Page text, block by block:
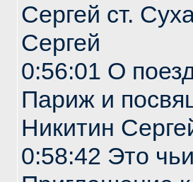
Сергей ст.
Сергей
0:56:01 О
Париж и
Никитин
0:58:42 Это